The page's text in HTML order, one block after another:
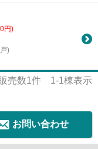
円)
)
売数1件 1-1棟表示
お問い合わせ